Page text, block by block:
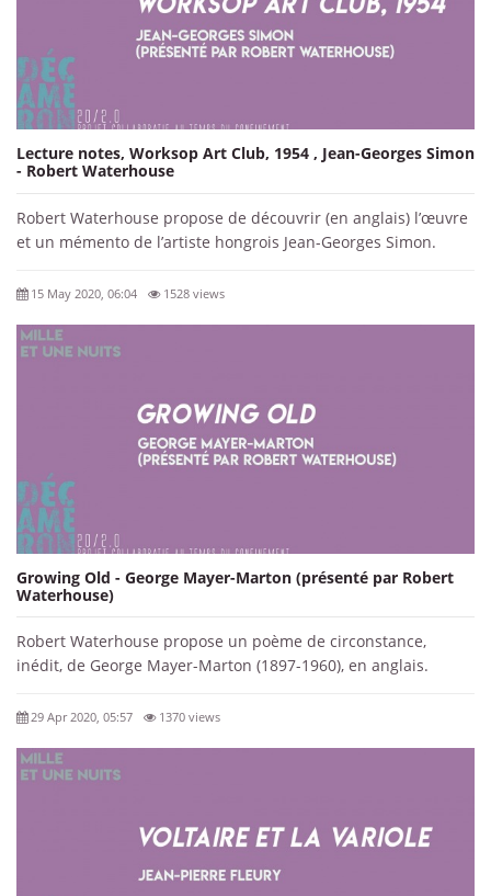
Lecture notes, Worksop Art Club, 1954 , Jean-Georges Simon
- Robert Waterhouse
Robert Waterhouse propose de découvrir (en anglais) l’œuvre
et un mémento de l’artiste hongrois Jean-Georges Simon.
15 May 2020, 06:04 1528 views
Growing Old - George Mayer-Marton (présenté par Robert
Waterhouse)
Robert Waterhouse propose un poème de circonstance,
inédit, de George Mayer-Marton (1897-1960), en anglais.
29 Apr 2020, 05:57 1370 views